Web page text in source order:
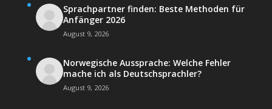
Sprachpartner finden: Beste Methoden für
Anfänger 2026
August 9, 2026
Norwegische Aussprache: Welche Fehler
mache ich als Deutschsprachler?
August 9, 2026